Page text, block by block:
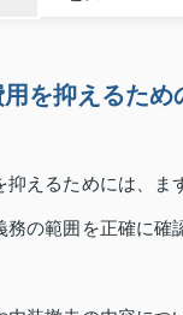
を抑えるため
抑えるためには、ま
務の範囲を正確に確